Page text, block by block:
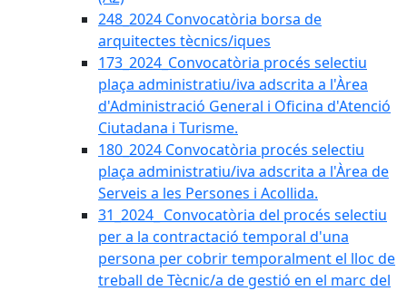
248_2024 Convocatòria borsa de
arquitectes tècnics/iques
173_2024_Convocatòria procés selectiu
plaça administratiu/iva adscrita a l'Àrea
d'Administració General i Oficina d'Atenció
Ciutadana i Turisme.
180_2024 Convocatòria procés selectiu
plaça administratiu/iva adscrita a l'Àrea de
Serveis a les Persones i Acollida.
31_2024_ Convocatòria del procés selectiu
per a la contractació temporal d'una
persona per cobrir temporalment el lloc de
treball de Tècnic/a de gestió en el marc del